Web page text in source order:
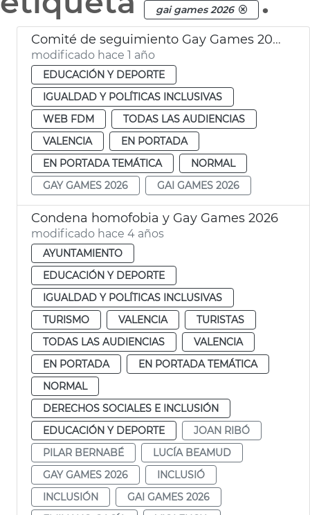
gai games 2026
Comité de seguimiento Gay Games 2026
modificado hace 1 año
EDUCACIÓN Y DEPORTE
IGUALDAD Y POLÍTICAS INCLUSIVAS
WEB FDM
TODAS LAS AUDIENCIAS
VALENCIA
EN PORTADA
EN PORTADA TEMÁTICA
NORMAL
GAY GAMES 2026
GAI GAMES 2026
Condena homofobia y Gay Games 2026
modificado hace 4 años
AYUNTAMIENTO
EDUCACIÓN Y DEPORTE
IGUALDAD Y POLÍTICAS INCLUSIVAS
TURISMO
VALENCIA
TURISTAS
TODAS LAS AUDIENCIAS
VALENCIA
EN PORTADA
EN PORTADA TEMÁTICA
NORMAL
DERECHOS SOCIALES E INCLUSIÓN
EDUCACIÓN Y DEPORTE
JOAN RIBÓ
PILAR BERNABÉ
LUCÍA BEAMUD
GAY GAMES 2026
INCLUSIÓ
INCLUSIÓN
GAI GAMES 2026